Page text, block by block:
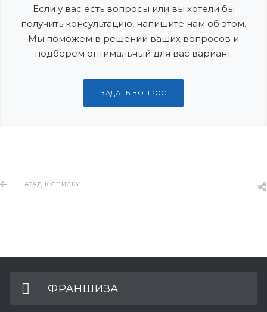
Если у вас есть вопросы или вы хотели бы
получить консультацию, напишите нам об этом.
Мы поможем в решении ваших вопросов и
подберем оптимальный для вас вариант.
ЗАДАТЬ ВОПРОС
НАЗАД К СПИСКУ
ФРАНШИЗА